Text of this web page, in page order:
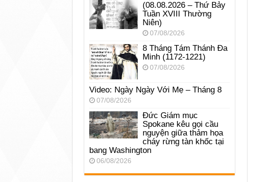
(08.08.2026 – Thứ Bảy
Tuần XVIII Thường
Niên)
07/08/2026
8 Tháng Tám Thánh Ða
Minh (1172-1221)
07/08/2026
Video: Ngày Ngày Với Mẹ – Tháng 8
07/08/2026
Đức Giám mục
Spokane kêu gọi cầu
nguyện giữa thảm họa
cháy rừng tàn khốc tại
bang Washington
06/08/2026